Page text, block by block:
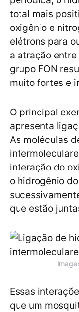
total mais
oxigênio e
elétrons para
a atração
grupo FON
muito fortes e
O principal
apresenta
As moléculas
interação do
o hidrogênio
que estão
Essas
que um